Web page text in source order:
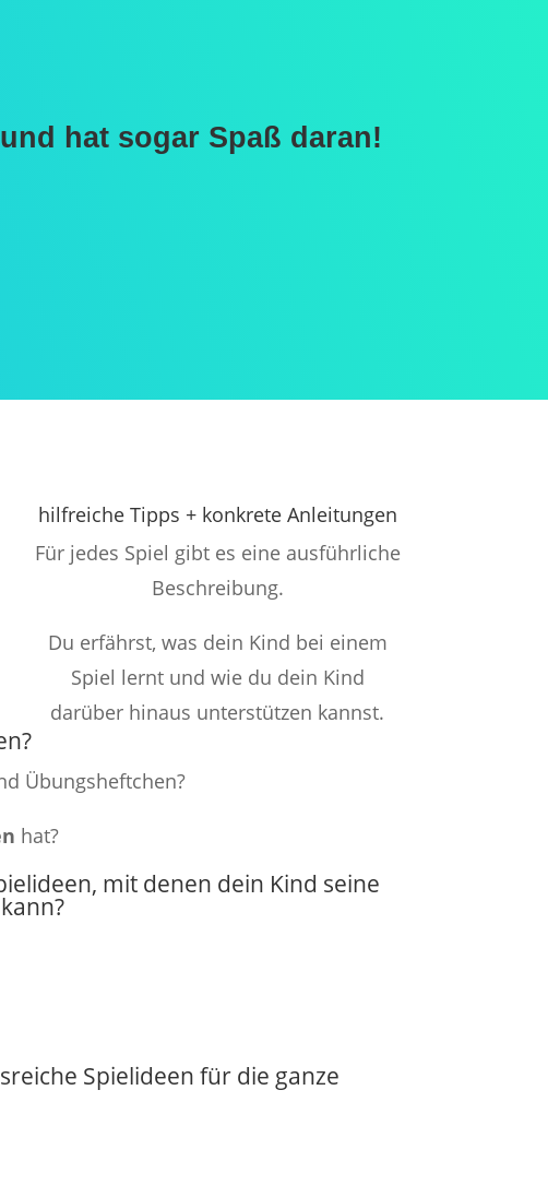
hat sogar Spaß daran!
hilfreiche Tipps + konkrete Anleitungen
Für jedes Spiel gibt es eine ausführliche
Beschreibung.
Du erfährst, was dein Kind bei einem
Spiel lernt und wie du dein Kind
darüber hinaus unterstützen kannst.
Übungsheftchen?
hat?
mit denen dein Kind seine
Spielideen für die ganze